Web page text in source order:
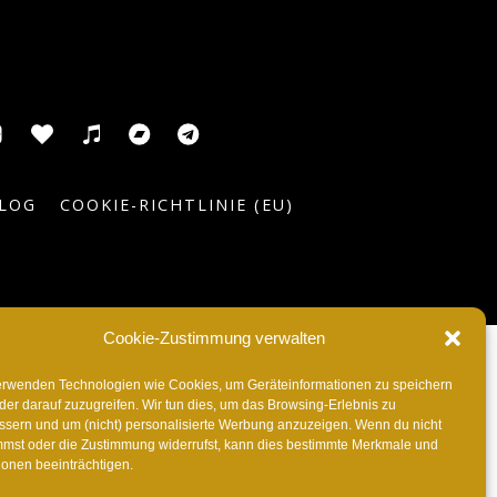
Cookie-Zustimmung verwalten
Technologien wie Cookies, um Geräteinformationen zu speichern
darauf zuzugreifen. Wir tun dies, um das Browsing-Erlebnis zu
und um (nicht) personalisierte Werbung anzuzeigen. Wenn du nicht
oder die Zustimmung widerrufst, kann dies bestimmte Merkmale und
beeinträchtigen.
Anghami
Tidal Bandcamp
COOKIE-RICHTLINIE (EU)